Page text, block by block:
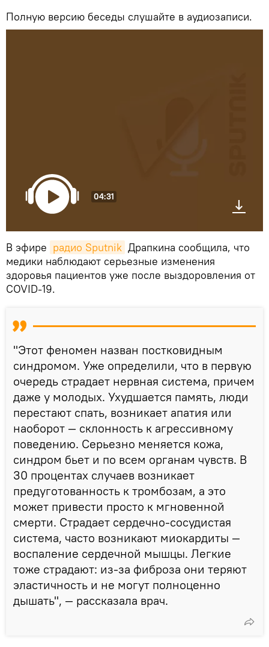
Полную версию беседы слушайте в аудиозаписи.
04:31
В эфире радио Sputnik Драпкина сообщила, что
медики наблюдают серьезные изменения
здоровья пациентов уже после выздоровления от
СOVID-19.
"Этот феномен назван постковидным
синдромом. Уже определили, что в первую
очередь страдает нервная система, причем
даже у молодых. Ухудшается память, люди
перестают спать, возникает апатия или
наоборот — склонность к агрессивному
поведению. Серьезно меняется кожа,
синдром бьет и по всем органам чувств. В
30 процентах случаев возникает
предуготованность к тромбозам, а это
может привести просто к мгновенной
смерти. Страдает сердечно-сосудистая
система, часто возникают миокардиты —
воспаление сердечной мышцы. Легкие
тоже страдают: из-за фиброза они теряют
эластичность и не могут полноценно
дышать", — рассказала врач.